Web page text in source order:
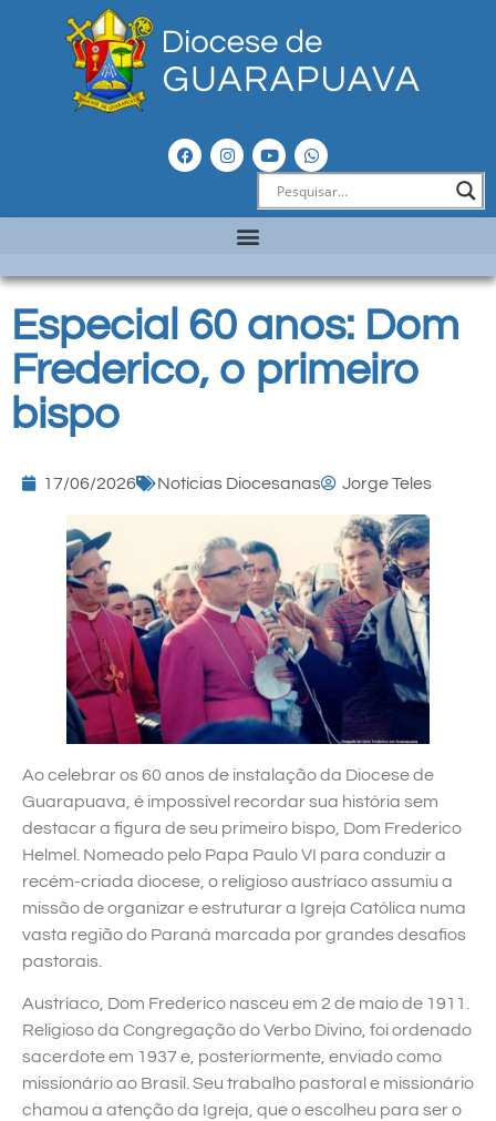
Especial 60 anos: Dom
Frederico, o primeiro
bispo
17/06/2026 Notícias Diocesanas Jorge Teles
Ao celebrar os 60 anos de instalação da Diocese de
Guarapuava, é impossível recordar sua história sem
destacar a figura de seu primeiro bispo, Dom Frederico
Helmel. Nomeado pelo Papa Paulo VI para conduzir a
recém-criada diocese, o religioso austríaco assumiu a
missão de organizar e estruturar a Igreja Católica numa
vasta região do Paraná marcada por grandes desafios
pastorais.
Austríaco, Dom Frederico nasceu em 2 de maio de 1911.
Religioso da Congregação do Verbo Divino, foi ordenado
sacerdote em 1937 e, posteriormente, enviado como
missionário ao Brasil. Seu trabalho pastoral e missionário
chamou a atenção da Igreja, que o escolheu para ser o